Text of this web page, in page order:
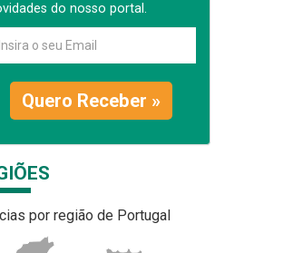
do nosso portal.
Quero Receber »
por região de Portugal